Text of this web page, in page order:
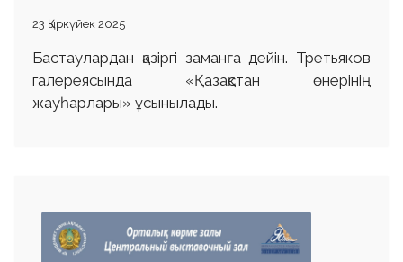
23 Қыркүйек 2025
Бастаулардан қазіргі заманға дейін. Третьяков
галереясында «Қазақстан өнерінің
жауһарлары» ұсынылады.